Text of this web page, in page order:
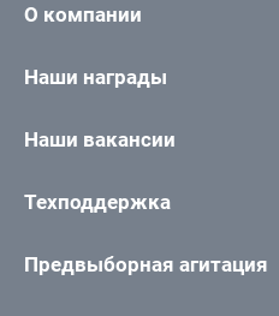
О компании
Наши награды
Наши вакансии
Техподдержка
Предвыборная агитация